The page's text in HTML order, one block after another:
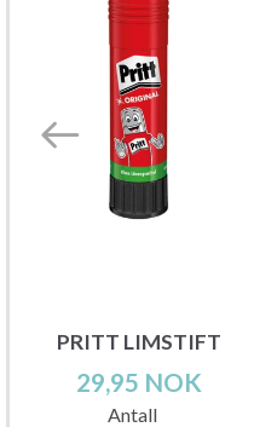
PRITT LIMSTIFT
29,95 NOK
Antall